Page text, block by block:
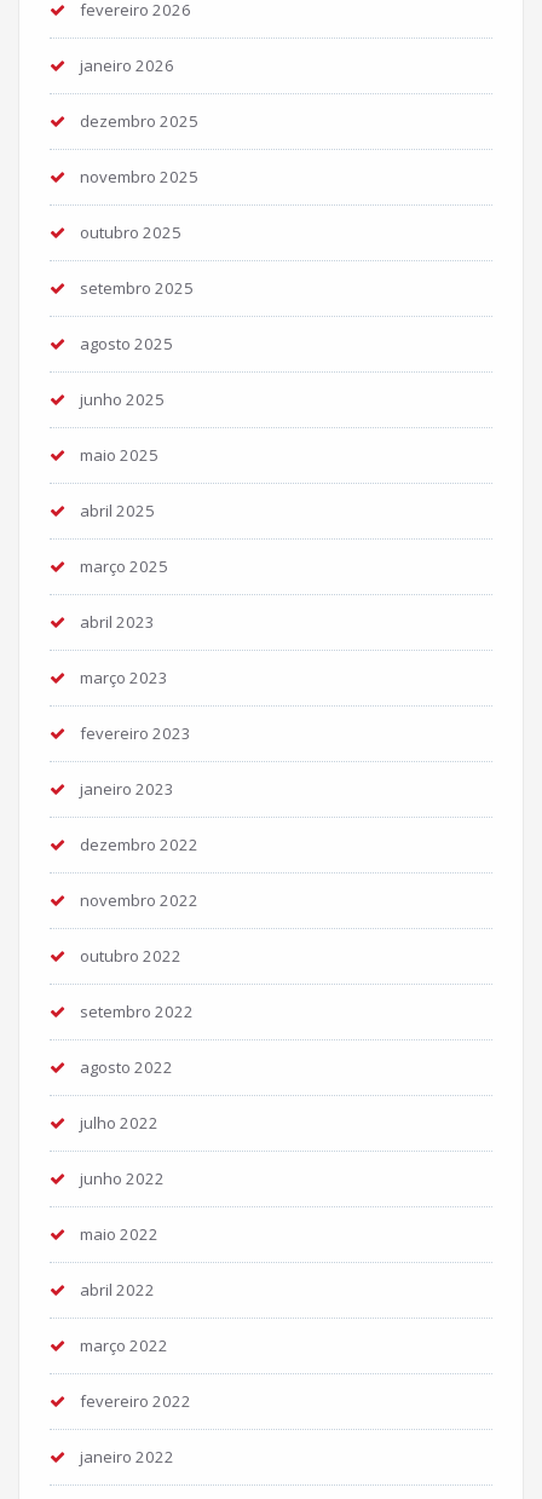
fevereiro 2026
janeiro 2026
dezembro 2025
novembro 2025
outubro 2025
setembro 2025
agosto 2025
junho 2025
maio 2025
abril 2025
março 2025
abril 2023
março 2023
fevereiro 2023
janeiro 2023
dezembro 2022
novembro 2022
outubro 2022
setembro 2022
agosto 2022
julho 2022
junho 2022
maio 2022
abril 2022
março 2022
fevereiro 2022
janeiro 2022